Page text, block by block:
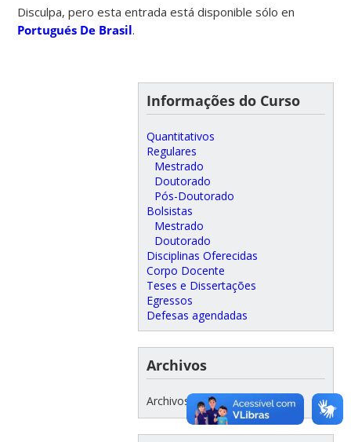
Disculpa, pero esta entrada está disponible sólo en
Portugués De Brasil.
Informações do Curso
Quantitativos
Regulares
Mestrado
Doutorado
Pós-Doutorado
Bolsistas
Mestrado
Doutorado
Disciplinas Oferecidas
Corpo Docente
Teses e Dissertações
Egressos
Defesas agendadas
Archivos
Archivos